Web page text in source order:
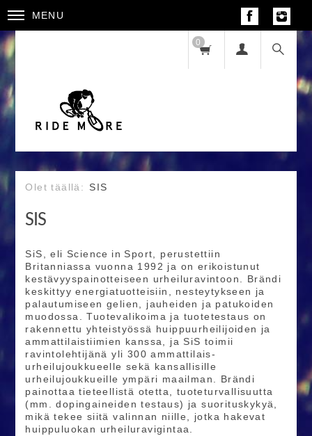
MENU
0
SIS
SIS
SiS, eli Science in Sport, perustettiin
Britanniassa vuonna 1992 ja on erikoistunut
kestävyyspainotteiseen urheilu­ravintoon. Brändi
keskittyy energiatuotteisiin, nesteytykseen ja
palautumiseen gelien, jauheiden ja patukoiden
muodossa. Tuotevalikoima ja tuotetestaus on
rakennettu yhteistyössä huippu­urheilijoiden ja
ammattilais­tiimien kanssa, ja SiS toimii
ravintoleh­tijänä yli 300 ammattilais­
urheilujoukkueelle sekä kansallisille
urheilujoukkueille ympäri maailman. Brändi
painottaa tieteellistä otetta, tuoteturvallisuutta
(mm. doping­aineiden testaus) ja suoritus­kykyä,
mikä tekee siitä valinnan niille, jotka hakevat
huippuluokan urheilu­ravigintaa.